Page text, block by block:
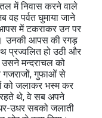
में निवास करने वाले
वह पर्वत घुमाया जाने
में टकराकर उन पर
उनकी आपस की रगड़
प्रज्वलित हो उठी और
मन्दराचल को
गजराजों, गुफाओं से
को जलाकर भस्म कर
रहते थे, वे सब अपने
उधर सबको जलाती